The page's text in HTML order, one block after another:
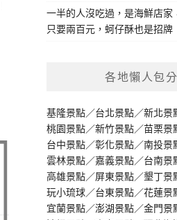
一半的人沒吃過，是海鮮店家
只要兩百元，蚵仔酥也是招牌
各地懶人包
基隆景點／台北景點／新北景
桃園景點／新竹景點／苗栗景
台中景點／彰化景點／南投景
雲林景點／嘉義景點／台南景
高雄景點／屏東景點／墾丁景
玩小琉球／台東景點／花蓮景
宜蘭景點／澎湖景點／金門景